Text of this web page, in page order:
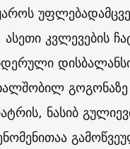
კვლევების
გოგონაზე
ნასიბ